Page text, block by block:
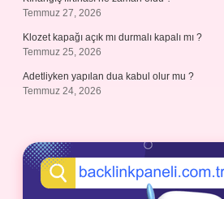
Temmuz 27, 2026
Klozet kapağı açık mı durmalı kapalı mı ?
Temmuz 25, 2026
Adetliyken yapılan dua kabul olur mu ?
Temmuz 24, 2026